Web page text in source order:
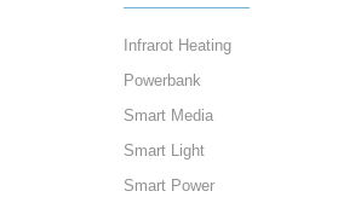
Infrarot Heating
Powerbank
Smart Media
Smart Light
Smart Power